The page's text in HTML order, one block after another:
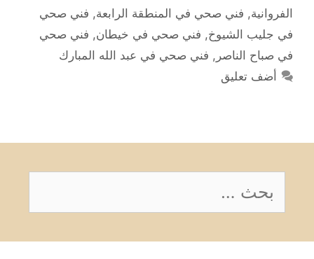
الفروانية, فني صحي في المنطقة الرابعة, فني صحي
في جليب الشيوخ, فني صحي في خيطان, فني صحي
في صباح الناصر , فني صحي في عبد الله المبارك
أضف تعليق
عن: